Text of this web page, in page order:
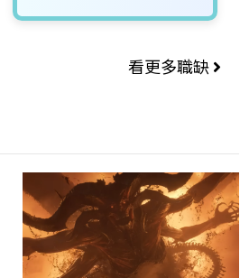
看更多職缺